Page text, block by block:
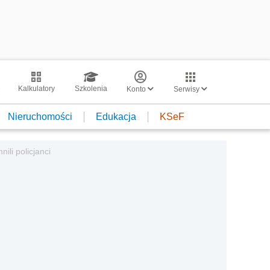
Kalkulatory Szkolenia Konto Serwisy
Nieruchomości Edukacja KSeF
policjanci